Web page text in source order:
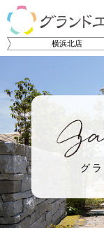
横浜北店
グ